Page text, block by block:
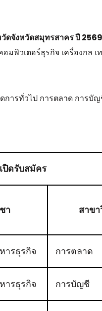
ดจังหวัดสมุทรสาคร ปี 2569
พิวเตอร์ธุรกิจ เครื่องก
รทั่วไป การตลาด การบั
ปิดรับสมัคร
า สาขา
ารธุรกิจ การตลาด
ารธุรกิจ การบัญชี